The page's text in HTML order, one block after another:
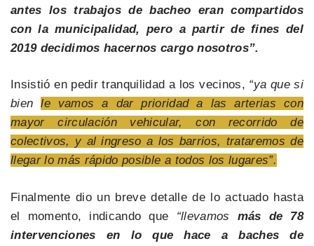
antes los trabajos de bacheo eran compartidos
con la municipalidad, pero a partir de fines del
2019 decidimos hacernos cargo nosotros”.
Insistió en pedir tranquilidad a los vecinos, “ya que si
bienle vamos a dar prioridad a las arterias con
mayor circulación vehicular, con recorrido de
colectivos, y al ingreso a los barrios, trataremos de
llegar lo más rápido posible a todos los lugares”.
Finalmente dio un breve detalle de lo actuado hasta
el momento, indicando que “llevamos más de 78
intervenciones en lo que hace a baches de